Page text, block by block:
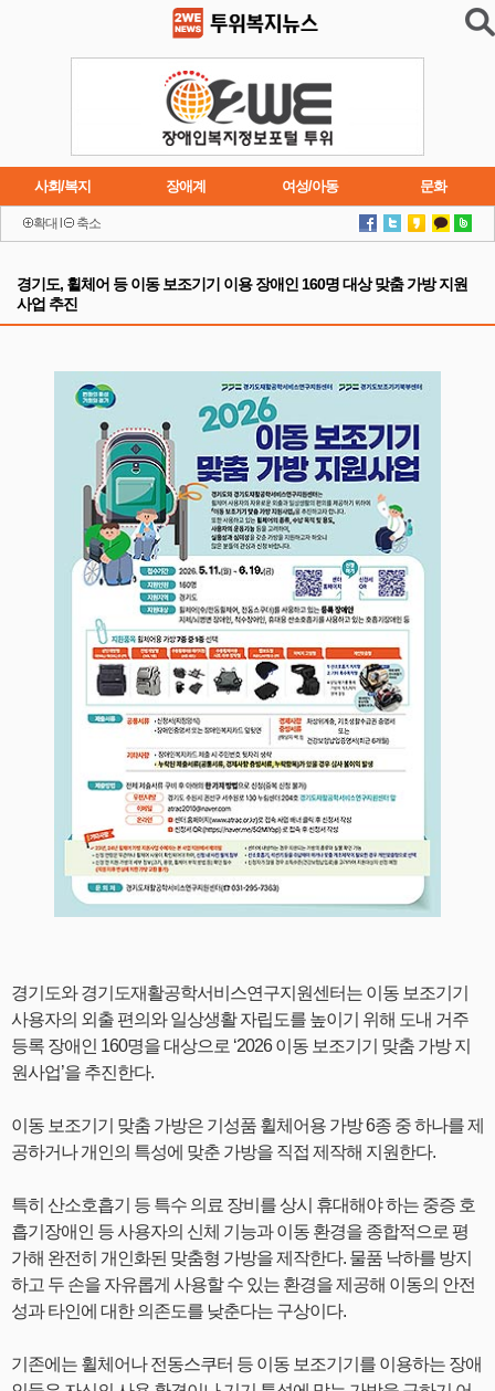
사회/복지 장애계 여성/아동 문화
이슈 연재소설
확대 축소
경기도, 휠체어 등 이동 보조기기 이용 장애인 160명 대상 맞춤 가방 지원
사업 추진
경기도와 경기도재활공학서비스연구지원센터는 이동 보조기기
사용자의 외출 편의와 일상생활 자립도를 높이기 위해 도내 거주
등록 장애인 160명을 대상으로 ‘2026 이동 보조기기 맞춤 가방 지
원사업’을 추진한다.
이동 보조기기 맞춤 가방은 기성품 휠체어용 가방 6종 중 하나를 제
공하거나 개인의 특성에 맞춘 가방을 직접 제작해 지원한다.
특히 산소호흡기 등 특수 의료 장비를 상시 휴대해야 하는 중증 호
흡기장애인 등 사용자의 신체 기능과 이동 환경을 종합적으로 평
가해 완전히 개인화된 맞춤형 가방을 제작한다. 물품 낙하를 방지
하고 두 손을 자유롭게 사용할 수 있는 환경을 제공해 이동의 안전
성과 타인에 대한 의존도를 낮춘다는 구상이다.
기존에는 휠체어나 전동스쿠터 등 이동 보조기기를 이용하는 장애